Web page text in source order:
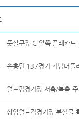
풋살구장 C 앞쪽 플래카드
손흥민 137경기 기념머플
월드컵경기장 서측/북측
상암월드컵경기장 분실물